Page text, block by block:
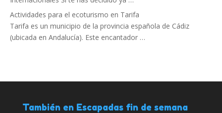
Actividades para el ecoturismo en Tarifa
Tarifa es un municipio de la provincia española de Cádiz
(ubicada en Andalucía). Este encantador …
También en Escapadas fin de semana